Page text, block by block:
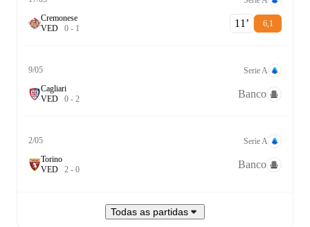
Cremonese
VED 0 - 1 11‎’‎ 6,1
9/05
Serie A
Cagliari
VED 0 - 2 Banco
2/05
Serie A
Torino
VED 2 - 0 Banco
Todas as partidas